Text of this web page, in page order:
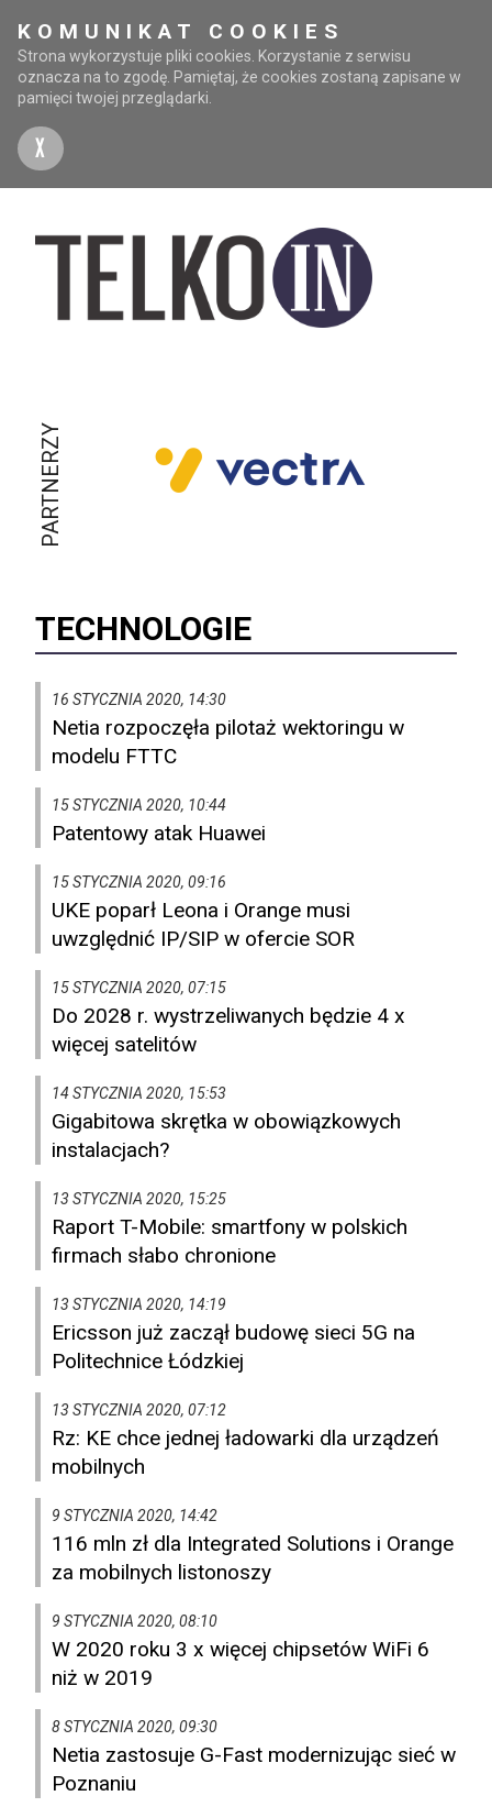
KOMUNIKAT COOKIES
Strona wykorzystuje pliki cookies. Korzystanie z serwisu
oznacza na to zgodę. Pamiętaj, że cookies zostaną zapisane w
pamięci twojej przeglądarki.
X
PARTNERZY
TECHNOLOGIE
16 STYCZNIA 2020, 14:30
Netia rozpoczęła pilotaż wektoringu w
modelu FTTC
15 STYCZNIA 2020, 10:44
Patentowy atak Huawei
15 STYCZNIA 2020, 09:16
UKE poparł Leona i Orange musi
uwzględnić IP/SIP w ofercie SOR
15 STYCZNIA 2020, 07:15
Do 2028 r. wystrzeliwanych będzie 4 x
więcej satelitów
14 STYCZNIA 2020, 15:53
Gigabitowa skrętka w obowiązkowych
instalacjach?
13 STYCZNIA 2020, 15:25
Raport T-Mobile: smartfony w polskich
firmach słabo chronione
13 STYCZNIA 2020, 14:19
Ericsson już zaczął budowę sieci 5G na
Politechnice Łódzkiej
13 STYCZNIA 2020, 07:12
Rz: KE chce jednej ładowarki dla urządzeń
mobilnych
9 STYCZNIA 2020, 14:42
116 mln zł dla Integrated Solutions i Orange
za mobilnych listonoszy
9 STYCZNIA 2020, 08:10
W 2020 roku 3 x więcej chipsetów WiFi 6
niż w 2019
8 STYCZNIA 2020, 09:30
Netia zastosuje G-Fast modernizując sieć w
Poznaniu